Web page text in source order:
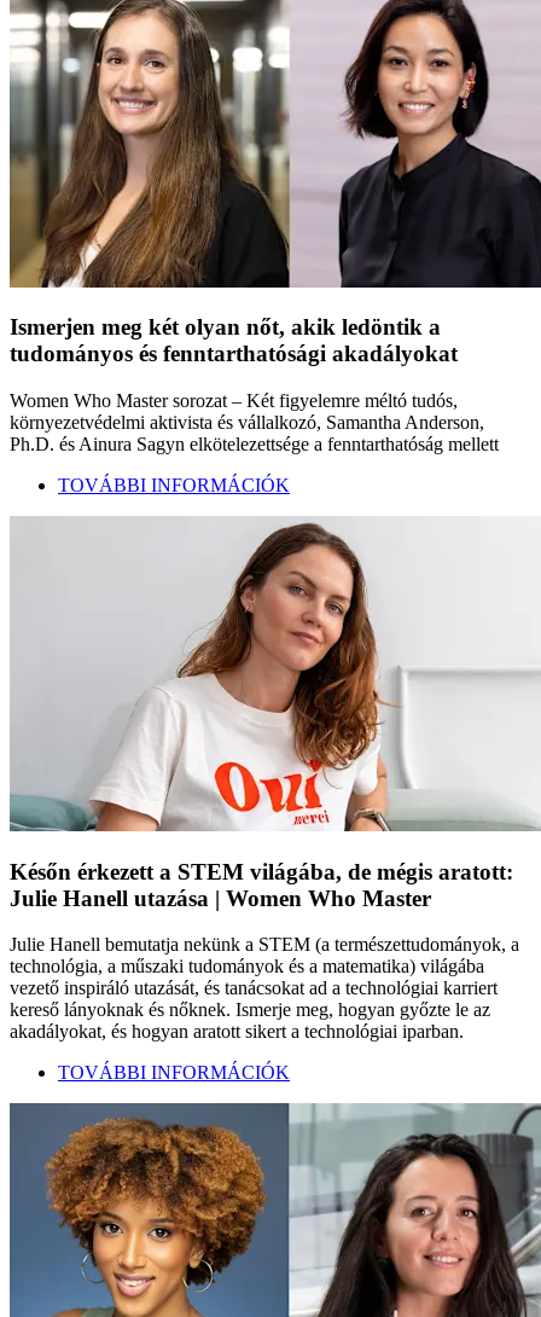
Ismerjen meg két olyan nőt, akik ledöntik a
tudományos és fenntarthatósági akadályokat
Women Who Master sorozat – Két figyelemre méltó tudós,
környezetvédelmi aktivista és vállalkozó, Samantha Anderson,
Ph.D. és Ainura Sagyn elkötelezettsége a fenntarthatóság mellett
TOVÁBBI INFORMÁCIÓK
Későn érkezett a STEM világába, de mégis aratott:
Julie Hanell utazása | Women Who Master
Julie Hanell bemutatja nekünk a STEM (a természettudományok, a
technológia, a műszaki tudományok és a matematika) világába
vezető inspiráló utazását, és tanácsokat ad a technológiai karriert
kereső lányoknak és nőknek. Ismerje meg, hogyan győzte le az
akadályokat, és hogyan aratott sikert a technológiai iparban.
TOVÁBBI INFORMÁCIÓK